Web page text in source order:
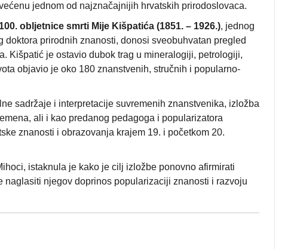
jednom od najznačajnijih hrvatskih prirodoslovaca.
obljetnice smrti Mije Kišpatića (1851. – 1926.), jednog
prirodnih znanosti, donosi sveobuhvatan pregled
Kišpatić je ostavio dubok trag u mineralogiji, petrologiji,
objavio je oko 180 znanstvenih, stručnih i popularno-
sadržaje i interpretacije suvremenih znanstvenika, izložba
ali i kao predanog pedagoga i popularizatora
znanosti i obrazovanja krajem 19. i početkom 20.
istaknula je kako je cilj izložbe ponovno afirmirati
njegov doprinos popularizaciji znanosti i razvoju